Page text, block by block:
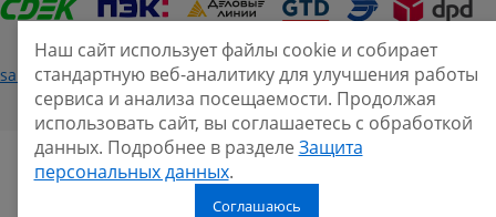
sale@smarine.shop 2026Нашли ошибку?
Наш сайт использует файлы cookie и собирает
стандартную веб-аналитику для улучшения работы
сервиса и анализа посещаемости. Продолжая
использовать сайт, вы соглашаетесь с обработкой
данных. Подробнее в разделе Защита
персональных данных.
Соглашаюсь